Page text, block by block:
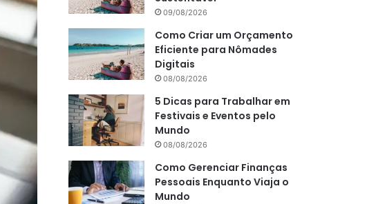
09/08/2026
Como Criar um Orçamento
Eficiente para Nômades
Digitais
08/08/2026
5 Dicas para Trabalhar em
Festivais e Eventos pelo
Mundo
08/08/2026
Como Gerenciar Finanças
Pessoais Enquanto Viaja o
Mundo